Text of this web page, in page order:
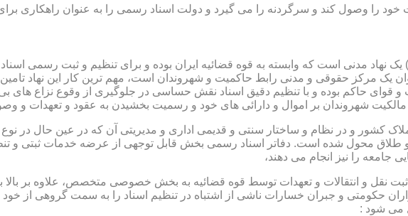
را وصول کند و سرگردنه را می گیرد و دولت اسناد رسمی را به عنوان راهکاری
یک نهاد مدنی است که وابسته به قوه قضائیه ایران بوده و برای تنظیم و ثبت رسمی
یک مرکز حقوقی و مدنی رابط حاکمیت و شهروندان است، مهم ترین کار این نهاد
قوای حاکم بوده و با تنظیم دقیق اسناد نقش حساسی در جلوگیری از وقوع نزاع های
شهروندان بر اموال و دارائی های خود و رسمیت بخشیدن به عقود و تعهدات و
کشور و در نظام و ساختار سنتی و قدیمی اداری و مدیریتی آن که در عین حال در
و طلاق محول شده است. دفاتر اسناد رسمی بخش قابل توجهی از عرضه خدمات ثبتی و
را نیز انجام می دهند،
نقل و انتقالات و تعهدات توسط قوه قضائیه به بخش خصوصی متخصص، علاوه بر
حکومتی و جبران خسارات ناشی از اشتباه در تنظیم اسناد را به سمت گروهی از
می شود :